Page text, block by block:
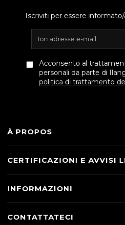
Iscriviti per essere
Acconsento al
personali da parte di
politica di trattamento
À PROPOS
CERTIFICAZIONI E AVVISI
INFORMAZIONI
CONTATTATECI